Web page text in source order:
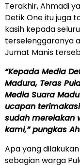
Terakhir, Ahmadi
Detik One itu juga
kasih kepada
terselenggaranya
Jumat Manis
“Kepada Media
Madura, Teras
Media Suara
ucapan
sudah merelakan
kami,” pungkas
Apa yang
sebagian warga